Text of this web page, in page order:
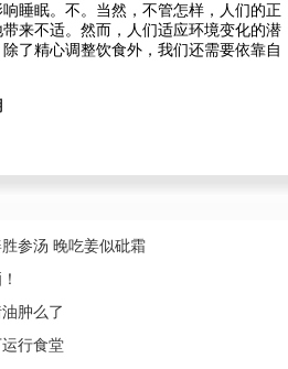
睡眠。不。当然，不管怎样，人们的正
来不适。然而，人们适应环境变化的潜
了精心调整饮食外，我们还需要依靠自
参汤 晚吃姜似砒霜
肿么了
行食堂